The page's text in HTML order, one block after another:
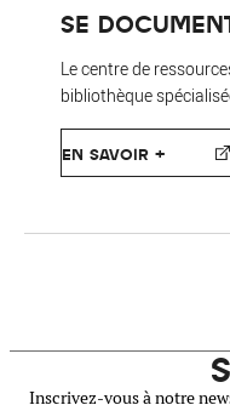
SE
Le centre de
bibliothèque
EN SAVOIR +
Inscrivez-vous à notre